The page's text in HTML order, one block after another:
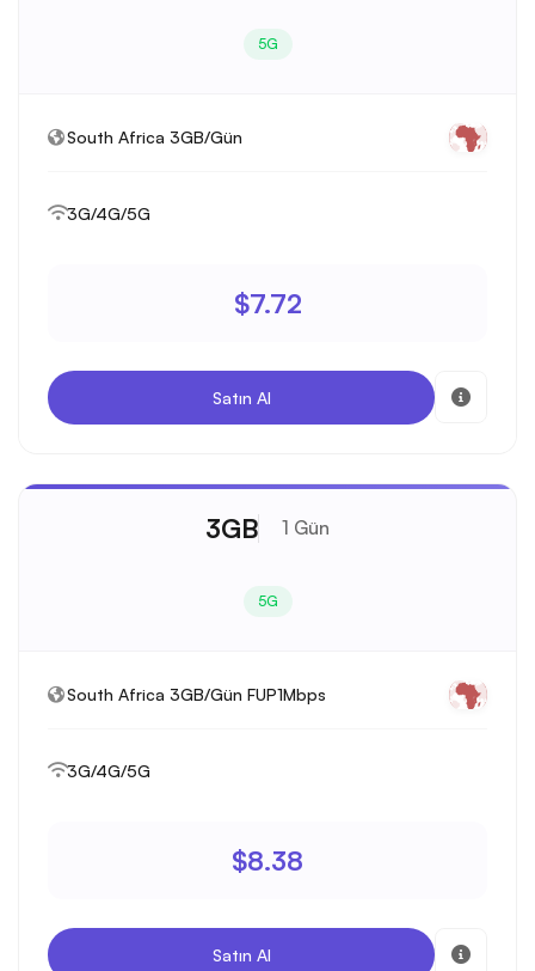
5G
South Africa 3GB/Gün
3G/4G/5G
$7.72
Satın Al
3GB 1 Gün
5G
South Africa 3GB/Gün FUP1Mbps
3G/4G/5G
$8.38
Satın Al